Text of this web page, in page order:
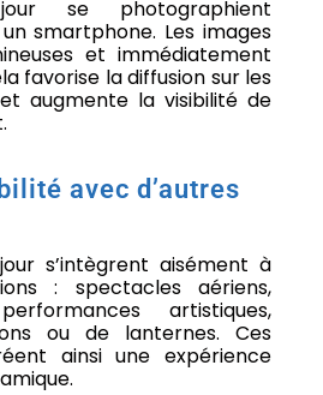
se photographient
smartphone. Les images
et immédiatement
favorise la diffusion sur les
augmente la visibilité de
avec d’autres
s’intègrent aisément à
: spectacles aériens,
artistiques,
ou de lanternes. Ces
ainsi une expérience